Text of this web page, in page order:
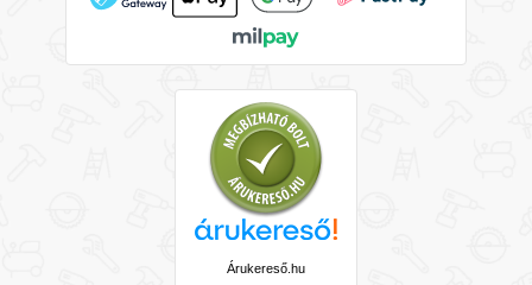
Árukereső.hu